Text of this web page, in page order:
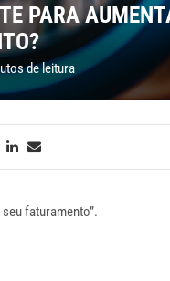
PARA
de leitura
faturamento”.